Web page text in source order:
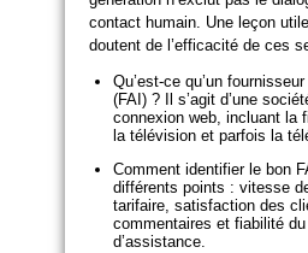
contact humain. Une leçon
doutent de l’efficacité de ces
Qu’est-ce qu’un
(FAI) ? Il s’agit d’une
connexion web, incluant la
la télévision et parfois la
Comment identifier le bon
différents points : vitesse
tarifaire, satisfaction des
commentaires et fiabilité
d’assistance.